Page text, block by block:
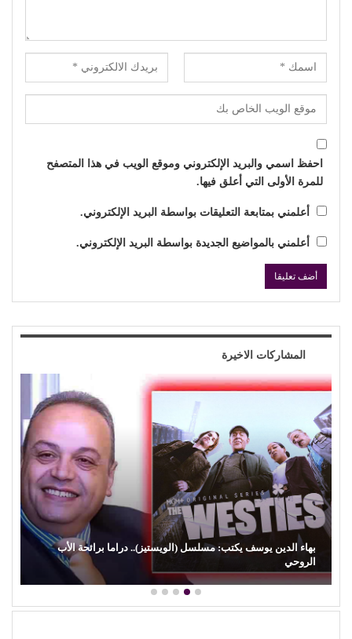
احفظ اسمي والبريد الإلكتروني وموقع الويب في هذا المتصفح
للمرة الأولى التي أعلق فيها.
أعلمني بمتابعة التعليقات بواسطة البريد الإلكتروني.
أعلمني بالمواضيع الجديدة بواسطة البريد الإلكتروني.
المشاركات الاخيرة
دراما برائحة الأب